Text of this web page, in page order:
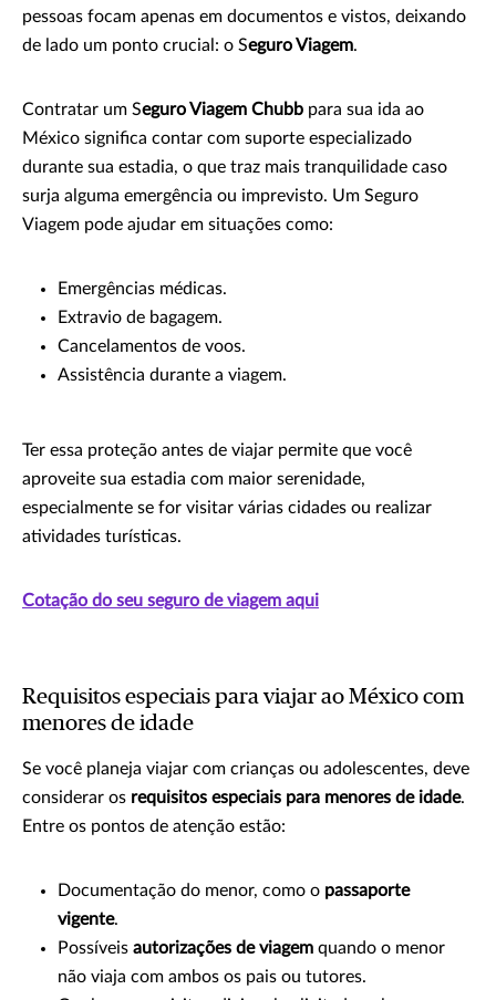
pessoas focam apenas em documentos e vistos, deixando
de lado um ponto crucial: o Seguro Viagem.
Contratar um Seguro Viagem Chubb para sua ida ao
México significa contar com suporte especializado
durante sua estadia, o que traz mais tranquilidade caso
surja alguma emergência ou imprevisto. Um Seguro
Viagem pode ajudar em situações como:
Emergências médicas.
Extravio de bagagem.
Cancelamentos de voos.
Assistência durante a viagem.
Ter essa proteção antes de viajar permite que você
aproveite sua estadia com maior serenidade,
especialmente se for visitar várias cidades ou realizar
atividades turísticas.
Cotação do seu seguro de viagem aqui
Requisitos especiais para viajar ao México com
menores de idade
Se você planeja viajar com crianças ou adolescentes, deve
considerar os requisitos especiais para menores de idade.
Entre os pontos de atenção estão:
Documentação do menor, como o passaporte
vigente.
Possíveis autorizações de viagem quando o menor
não viaja com ambos os pais ou tutores.